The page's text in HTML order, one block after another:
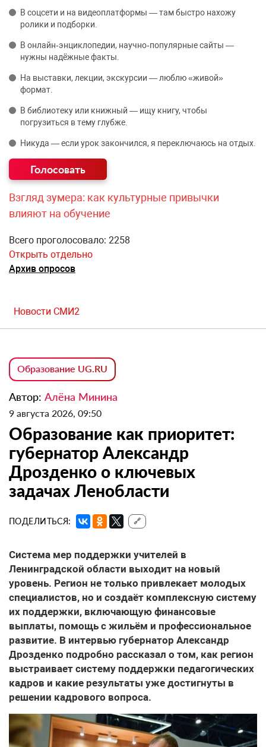
В соцсети и на видеоплатформы — там быстро нахожу
ролики и подборки.
В онлайн‑энциклопедии, научно‑популярные сайты —
нужны надёжные факты.
На выставки, лекции, экскурсии — люблю «живой»
формат.
В библиотеку или книжный — ищу книгу, чтобы
погрузиться в тему глубже.
Никуда — если урок закончился, я переключаюсь на отдых.
Взгляд зумера: как культурные привычки
влияют на обучение
Всего проголосовало: 2258
Открыть отдельно
Архив опросов
Новости СМИ2
Образование UG.RU
Автор: Алёна Минина
9 августа 2026, 09:50
Образование как приоритет:
губернатор Александр
Дрозденко о ключевых
задачах Ленобласти
ПОДЕЛИТЬСЯ: 🔗
Система мер поддержки учителей в
Ленинградской области выходит на новый
уровень. Регион не только привлекает молодых
специалистов, но и создаёт комплексную систему
их поддержки, включающую финансовые
выплаты, помощь с жильём и профессиональное
развитие. В интервью губернатор Александр
Дрозденко подробно рассказал о том, как регион
выстраивает систему поддержки педагогических
кадров и какие результаты уже достигнуты в
решении кадрового вопроса.